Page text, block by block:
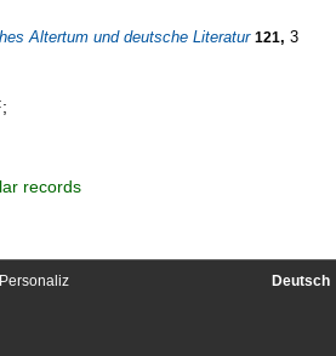
Altertum und deutsche Literatur 121, 3
;
records
Personaliz
Deutsch